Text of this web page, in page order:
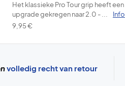
Het klassieke Pro Tour grip heeft een
upgrade gekregen naar 2.0 - ...
Info
9,95€
volledig recht van retour